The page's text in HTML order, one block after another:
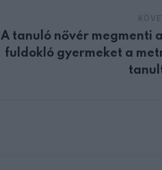
A tanuló nővér megmenti
fuldokló gyermeket a